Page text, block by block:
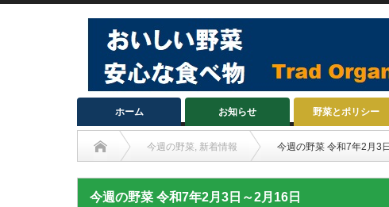
ホーム お知らせ 野菜とポリシー
今週の野菜, 新着情報 今週の野菜 令和7年2月3
今週の野菜 令和7年2月3日～2月16日